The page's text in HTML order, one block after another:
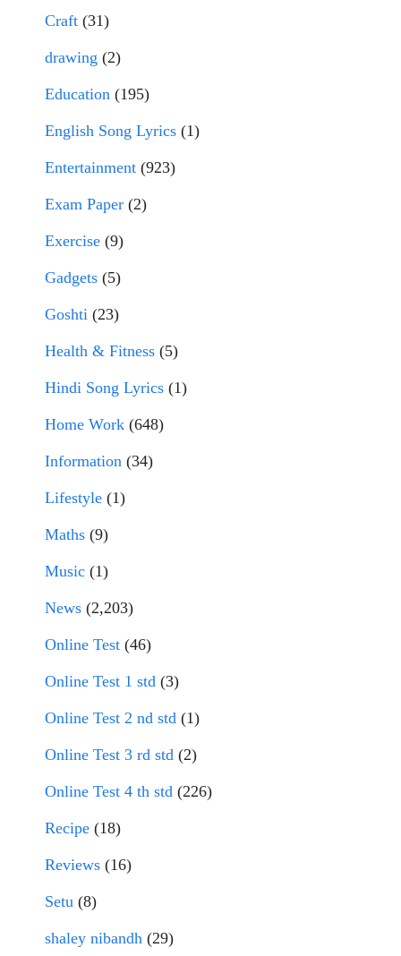
Craft (31)
drawing (2)
Education (195)
English Song Lyrics (1)
Entertainment (923)
Exam Paper (2)
Exercise (9)
Gadgets (5)
Goshti (23)
Health & Fitness (5)
Hindi Song Lyrics (1)
Home Work (648)
Information (34)
Lifestyle (1)
Maths (9)
Music (1)
News (2,203)
Online Test (46)
Online Test 1 std (3)
Online Test 2 nd std (1)
Online Test 3 rd std (2)
Online Test 4 th std (226)
Recipe (18)
Reviews (16)
Setu (8)
shaley nibandh (29)